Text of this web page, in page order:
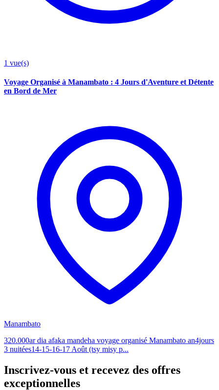
1 vue(s)
Voyage Organisé à Manambato : 4 Jours d'Aventure et Détente
en Bord de Mer
Manambato
320.000ar dia afaka mandeha voyage organisé Manambato an4jours
3 nuitées14-15-16-17 Août (tsy misy p...
Inscrivez-vous et recevez des offres
exceptionnelles